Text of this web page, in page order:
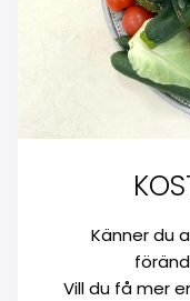
Känner du
Vill du få mer